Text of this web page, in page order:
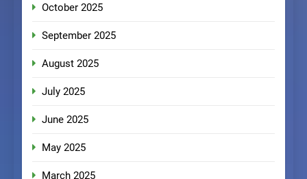
October 2025
September 2025
August 2025
July 2025
June 2025
May 2025
March 2025